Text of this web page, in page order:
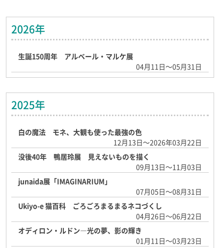
1996
1991
1981
1980 1979
2026年
生誕150周年 アルベール・マルケ展
04月11日～05月31日
2025年
白の魔法 モネ、大観も使った最強の色
12月13日～2026年03月22日
没後40年 鴨居玲展 見えないものを描く
09月13日～11月03日
junaida展「IMAGINARIUM」
07月05日～08月31日
Ukiyo-e 猫百科 ごろごろまるまるネコづくし
04月26日～06月22日
オディロン・ルドン―光の夢、影の輝き
01月11日～03月23日